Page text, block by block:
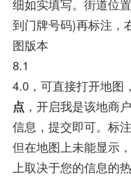
细如实填写。街道位
到门牌号码)再标注，
图版本
8.1
4.0，可直接打开地图
点 ，开启我是该地商
信息，提交即可。标
但在地图上未能显示
上取决于您的信息的